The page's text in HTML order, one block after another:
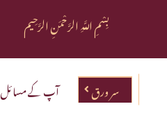
بِسْمِ اللَّهِ الرَّحْمَنِ الرَّحِيم
سر ورق آپ کے مسائل